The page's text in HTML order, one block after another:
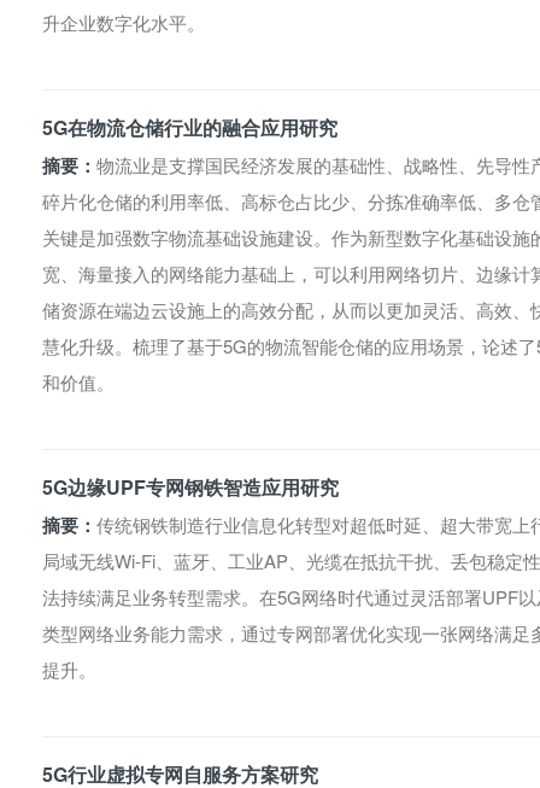
升企业数字化水平。
5G在物流仓储行业的融合应用研究
摘要： 物流业是支撑国民经济发展的基础性、战略性、先导
碎片化仓储的利用率低、高标仓占比少、分拣准确率低、多仓
关键是加强数字物流基础设施建设。作为新型数字化基础设
宽、海量接入的网络能力基础上，可以利用网络切片、边缘
储资源在端边云设施上的高效分配，从而以更加灵活、高效
慧化升级。梳理了基于5G的物流智能仓储的应用场景，论述
和价值。
5G边缘UPF专网钢铁智造应用研究
摘要： 传统钢铁制造行业信息化转型对超低时延、超大带宽
局域无线Wi-Fi、蓝牙、工业AP、光缆在抵抗干扰、丢包稳定
法持续满足业务转型需求。在5G网络时代通过灵活部署UPF
类型网络业务能力需求，通过专网部署优化实现一张网络满
提升。
5G行业虚拟专网自服务方案研究